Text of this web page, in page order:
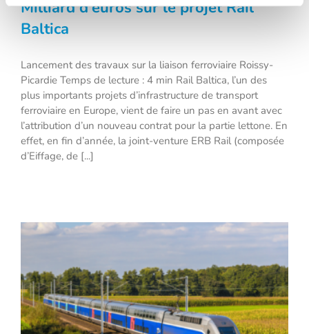
Milliard d’euros sur le projet Rail Baltica
Milliard d’euros sur le projet Rail
Baltica
Lancement des travaux sur la liaison ferroviaire Roissy-
Picardie Temps de lecture : 4 min Rail Baltica, l’un des
plus importants projets d’infrastructure de transport
ferroviaire en Europe, vient de faire un pas en avant avec
l’attribution d’un nouveau contrat pour la partie lettone. En
effet, en fin d’année, la joint-venture ERB Rail (composée
d’Eiffage, de [...]